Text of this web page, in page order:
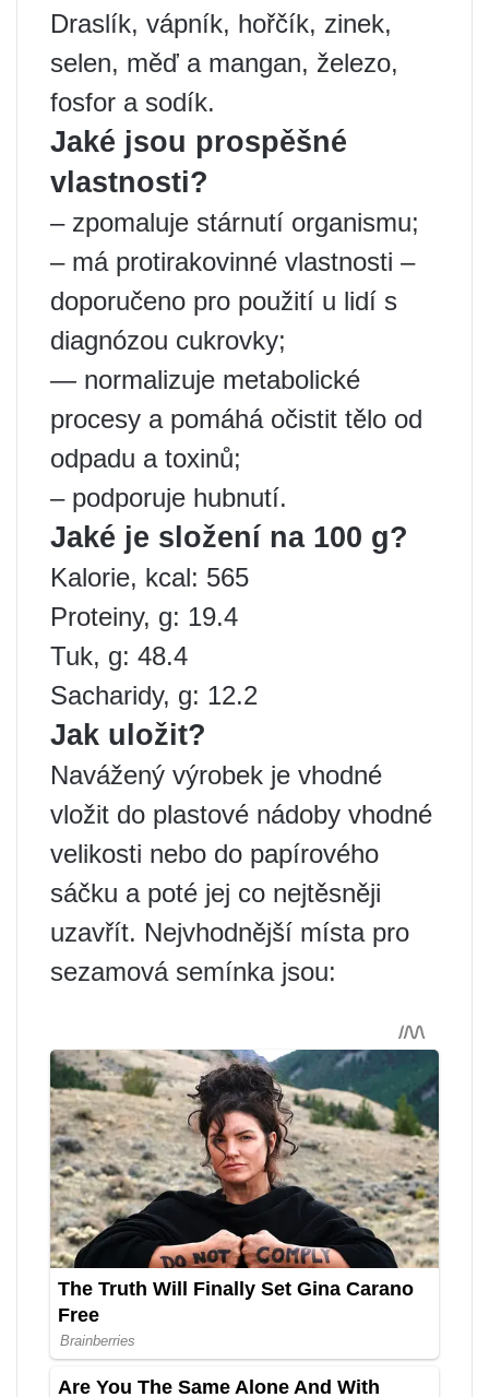
Draslík, vápník, hořčík, zinek,
selen, měď a mangan, železo,
fosfor a sodík.
Jaké jsou prospěšné
vlastnosti?
– zpomaluje stárnutí organismu;
– má protirakovinné vlastnosti –
doporučeno pro použití u lidí s
diagnózou cukrovky;
— normalizuje metabolické
procesy a pomáhá očistit tělo od
odpadu a toxinů;
– podporuje hubnutí.
Jaké je složení na 100 g?
Kalorie, kcal: 565
Proteiny, g: 19.4
Tuk, g: 48.4
Sacharidy, g: 12.2
Jak uložit?
Navážený výrobek je vhodné
vložit do plastové nádoby vhodné
velikosti nebo do papírového
sáčku a poté jej co nejtěsněji
uzavřít. Nejvhodnější místa pro
sezamová semínka jsou: